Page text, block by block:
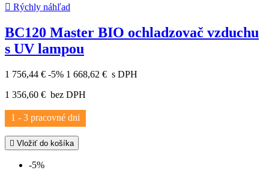
 Rýchly náhľad
BC120 Master BIO ochladzovač vzduchu
s UV lampou
1 756,44 € -5% 1 668,62 € s DPH
1 356,60 € bez DPH
1 - 3 pracovné dni
 Vložiť do košíka
-5%